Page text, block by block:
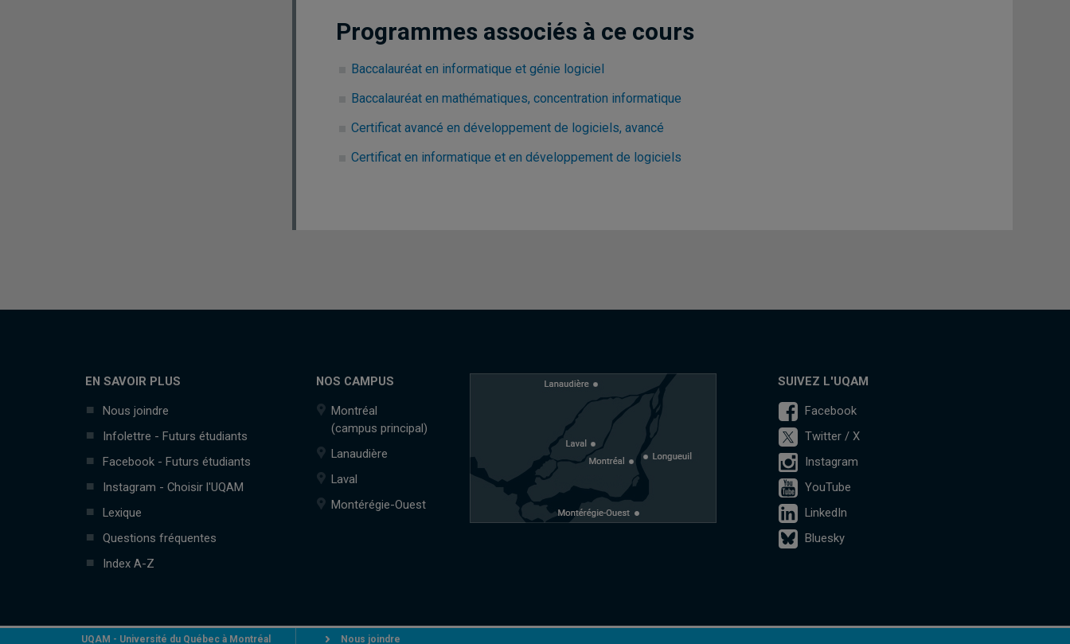
Programmes associés à ce cours
Baccalauréat en informatique et génie logiciel
Baccalauréat en mathématiques, concentration informatique
Certificat avancé en développement de logiciels, avancé
Certificat en informatique et en développement de logiciels
EN SAVOIR PLUS
Nous joindre
Infolettre - Futurs étudiants
Facebook - Futurs étudiants
Instagram - Choisir l'UQAM
Lexique
Questions fréquentes
Index A-Z
NOS CAMPUS
Montréal
(campus principal)
Lanaudière
Laval
Montérégie-Ouest
SUIVEZ L'UQAM
Facebook
Twitter / X
Instagram
YouTube
LinkedIn
Bluesky
UQAM - Université du Québec à Montréal Nous joindre